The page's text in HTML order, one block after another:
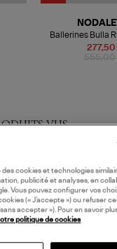
277,50
Ballerines Bulla
Velvet
VUS
des cookies et technologies
publicité et analyses, en
Vous pouvez configurer vos
(« J’accepte ») ou refuser
accepter »). Pour en savoir
politique de cookies